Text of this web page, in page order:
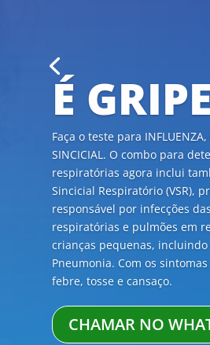
FETAL
Sexagem Fetal: o exame da
utiliza sangue materno para
do sexo do bebê. É um teste
quando coletado após a
gestação. Aproveite!